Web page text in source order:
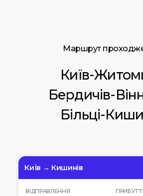
Маршрут
Київ-
Бердичів-
Більці-
Київ → Кишинів
ВІДПРАВЛЕННЯ